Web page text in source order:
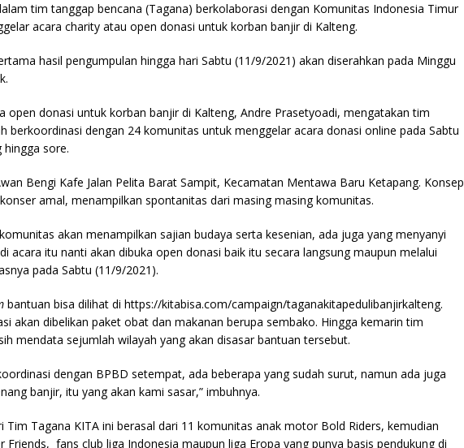
tim tanggap bencana (Tagana) berkolaborasi dengan Komunitas Indonesia Timur
acara charity atau open donasi untuk korban banjir di Kalteng.
hasil pengumpulan hingga hari Sabtu (11/9/2021) akan diserahkan pada Minggu
open donasi untuk korban banjir di Kalteng, Andre Prasetyoadi, mengatakan tim
berkoordinasi dengan 24 komunitas untuk menggelar acara donasi online pada Sabtu
hingga sore.
Bengi Kafe Jalan Pelita Barat Sampit, Kecamatan Mentawa Baru Ketapang. Konsep
amal, menampilkan spontanitas dari masing masing komunitas.
akan menampilkan sajian budaya serta kesenian, ada juga yang menyanyi
acara itu nanti akan dibuka open donasi baik itu secara langsung maupun melalui
pada Sabtu (11/9/2021).
bantuan bisa dilihat di https://kitabisa.com/campaign/taganakitapedulibanjirkalteng.
akan dibelikan paket obat dan makanan berupa sembako. Hingga kemarin tim
mendata sejumlah wilayah yang akan disasar bantuan tersebut.
dengan BPBD setempat, ada beberapa yang sudah surut, namun ada juga
banjir, itu yang akan kami sasar,” imbuhnya.
Tim Tagana KITA ini berasal dari 11 komunitas anak motor Bold Riders, kemudian
Friends, fans club liga Indonesia maupun liga Eropa yang punya basis pendukung di